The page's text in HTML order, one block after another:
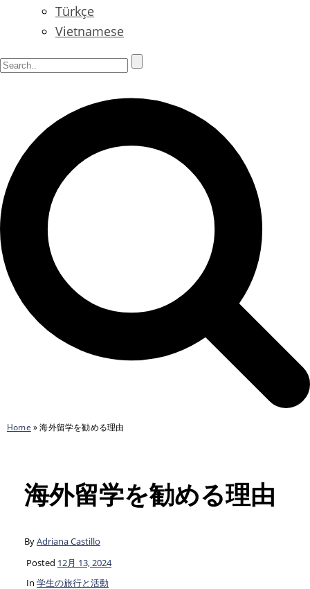
Türkçe
Vietnamese
Home »海外留学を勧める理由
海外留学を勧める理由
ByAdriana Castillo
Posted 12月 13, 2024
In 学生の旅行と活動